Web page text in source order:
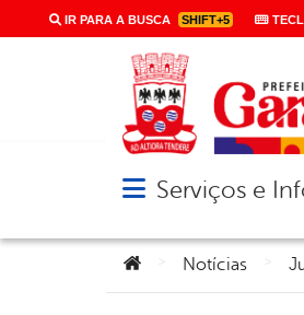
IR PARA A BUSCA SHIFT+5
Abrir menu principal
Serviços e
Você está aqui:
Notícias